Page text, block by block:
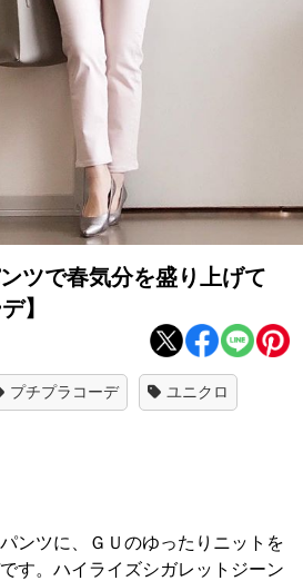
ツで春気分を盛り上げて
】
プチプラコーデ ユニクロ
ンツに、ＧＵのゆったりニットを
す。ハイライズシガレットジーン